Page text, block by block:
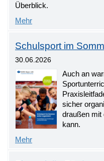
Überblick.
Mehr
Schulsport im
30.06.2026
Auch an
sicher
draußen mit
kann.
Mehr